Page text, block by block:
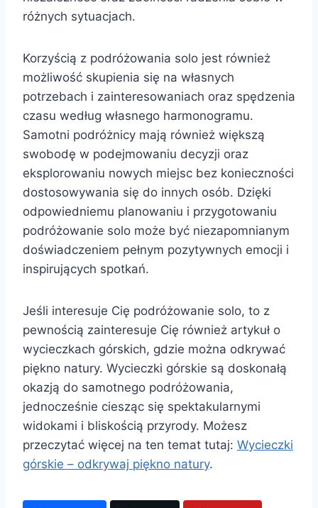
różnych sytuacjach.
Korzyścią z podróżowania solo jest również
możliwość skupienia się na własnych
potrzebach i zainteresowaniach oraz spędzenia
czasu według własnego harmonogramu.
Samotni podróżnicy mają również większą
swobodę w podejmowaniu decyzji oraz
eksplorowaniu nowych miejsc bez konieczności
dostosowywania się do innych osób. Dzięki
odpowiedniemu planowaniu i przygotowaniu
podróżowanie solo może być niezapomnianym
doświadczeniem pełnym pozytywnych emocji i
inspirujących spotkań.
Jeśli interesuje Cię podróżowanie solo, to z
pewnością zainteresuje Cię również artykuł o
wycieczkach górskich, gdzie można odkrywać
piękno natury. Wycieczki górskie są doskonałą
okazją do samotnego podróżowania,
jednocześnie ciesząc się spektakularnymi
widokami i bliskością przyrody. Możesz
przeczytać więcej na ten temat tutaj: Wycieczki
górskie – odkrywaj piękno natury.